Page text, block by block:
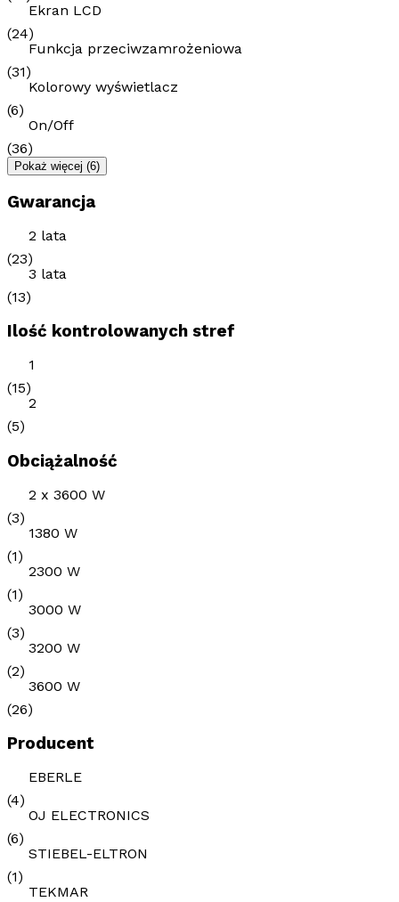
Ekran LCD
(24)
Funkcja przeciwzamrożeniowa
(31)
Kolorowy wyświetlacz
(6)
On/Off
(36)
Pokaż więcej (6)
Gwarancja
2 lata
(23)
3 lata
(13)
Ilość kontrolowanych stref
1
(15)
2
(5)
Obciążalność
2 x 3600 W
(3)
1380 W
(1)
2300 W
(1)
3000 W
(3)
3200 W
(2)
3600 W
(26)
Producent
EBERLE
(4)
OJ ELECTRONICS
(6)
STIEBEL-ELTRON
(1)
TEKMAR